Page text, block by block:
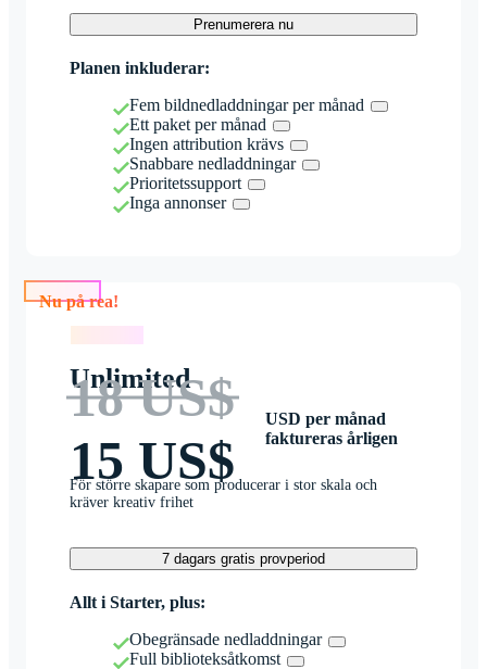
Prenumerera nu
Planen inkluderar:
Fem bildnedladdningar per månad
Ett paket per månad
Ingen attribution krävs
Snabbare nedladdningar
Prioritetssupport
Inga annonser
Nu på rea!
Unlimited
18 US$
15 US$
USD per månad
faktureras årligen
För större skapare som producerar i stor skala och
kräver kreativ frihet
7 dagars gratis provperiod
Allt i Starter, plus:
Obegränsade nedladdningar
Full biblioteksåtkomst